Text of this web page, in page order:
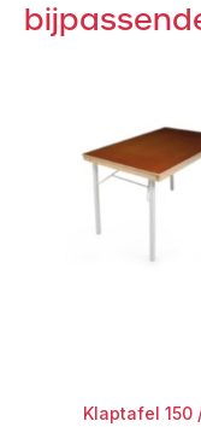
✔ Inklapbaar metalen
✔ Robuuste
Combineer deze tafel
om jouw opstelling
Bekijk ook de 120 cm
Klaptafel 150